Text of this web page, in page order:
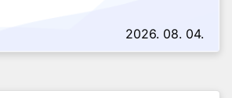
2026. 08. 04.